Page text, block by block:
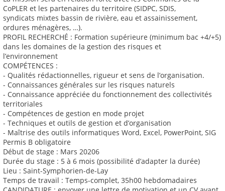
CoPLER et les partenaires du territoire (SIDPC, SDIS,
syndicats mixtes bassin de rivière, eau et assainissement,
ordures ménagères, …).
PROFIL RECHERCHÉ : Formation supérieure (minimum bac +4/+5)
dans les domaines de la gestion des risques et
l’environnement
COMPÉTENCES :
- Qualités rédactionnelles, rigueur et sens de l’organisation.
- Connaissances générales sur les risques naturels
- Connaissance appréciée du fonctionnement des collectivités
territoriales
- Compétences de gestion en mode projet
- Techniques et outils de gestion et d’organisation
- Maîtrise des outils informatiques Word, Excel, PowerPoint, SIG
Permis B obligatoire
Début de stage : Mars 20206
Durée du stage : 5 à 6 mois (possibilité d’adapter la durée)
Lieu : Saint-Symphorien-de-Lay
Temps de travail : Temps-complet, 35h00 hebdomadaires